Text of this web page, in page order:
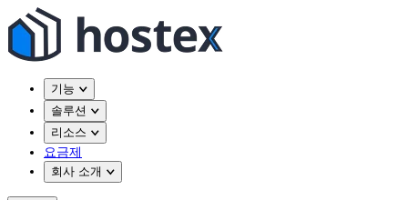
기능
솔루션
리소스
요금제
회사 소개